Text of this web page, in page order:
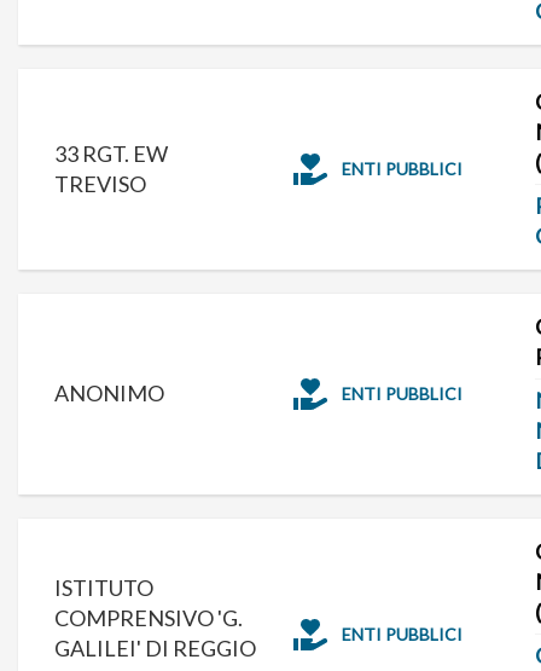
33 RGT. EW
TREVISO
ENTI PUBBLICI
ANONIMO ENTI PUBBLICI
ISTITUTO
COMPRENSIVO 'G.
GALILEI' DI REGGIO
ENTI PUBBLICI